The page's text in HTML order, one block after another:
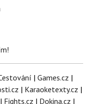
| Games.cz |
| Karaoketexty.cz |
| Fights.cz | Dokina.cz |